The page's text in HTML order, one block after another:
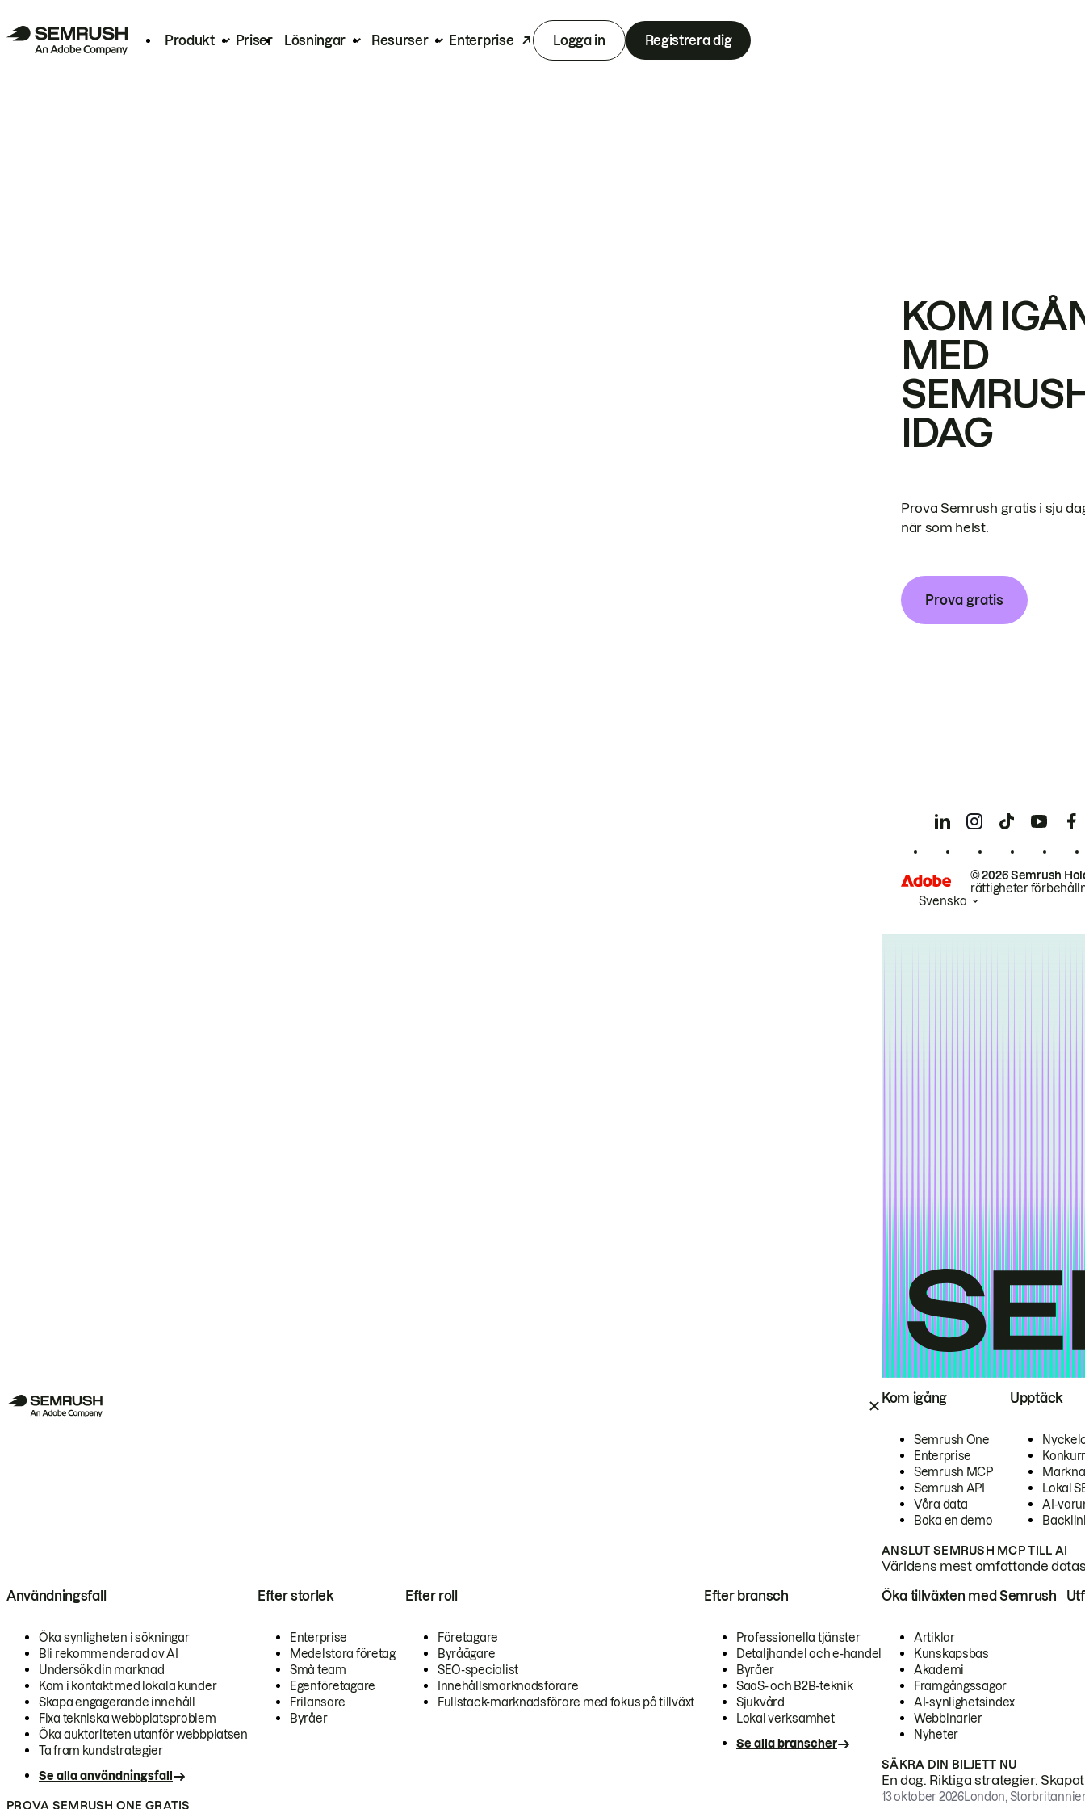
Produkt Priser Lösningar Resurser Enterprise Logga in Registrera dig
Kom igång
Semrush One
Enterprise
Semrush MCP
Semrush API
Våra data
Boka en demo
Upptäck
Lokal
AI-
ANSLUT SEMRUSH MCP TILL AI
Världens mest omfattande
Användningsfall
Öka synligheten i sökningar
Bli rekommenderad av AI
Undersök din marknad
Kom i kontakt med lokala kunder
Skapa engagerande innehåll
Fixa tekniska webbplatsproblem
Öka auktoriteten utanför webbplatsen
Ta fram kundstrategier
Se alla användningsfall
Efter storlek
Enterprise
Medelstora företag
Små team
Egenföretagare
Frilansare
Byråer
Efter roll
Företagare
Byråägare
SEO-specialist
Innehållsmarknadsförare
Fullstack-marknadsförare med fokus på tillväxt
Efter bransch
Professionella tjänster
Detaljhandel och e-handel
Byråer
SaaS- och B2B-teknik
Sjukvård
Lokal verksamhet
Se alla branscher
PROVA SEMRUSH ONE GRATIS
Öka tillväxten med Semrush
Artiklar
Kunskapsbas
Akademi
Framgångssagor
AI-synlighetsindex
Webbinarier
Nyheter
SÄKRA DIN BILJETT NU
En dag. Riktiga strategier.
13 oktober 2026London,
KOM
MED
IDAG
Prova Semrush gratis i sju
när som helst.
Prova gratis
© 2026 Semrush
rättigheter
Svenska